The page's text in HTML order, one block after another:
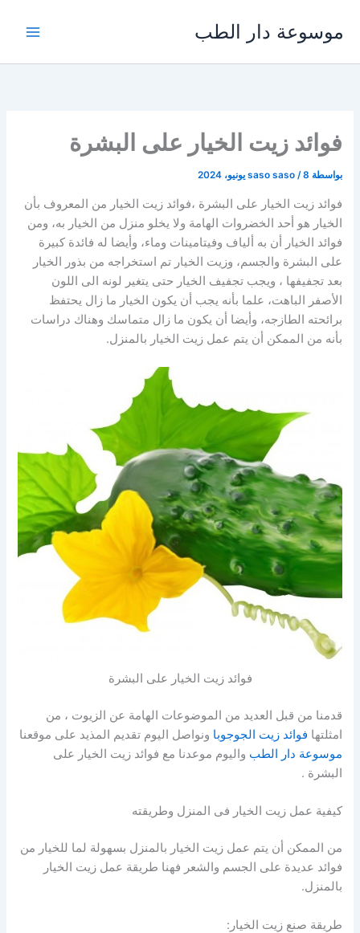
المحتوى
موسوعة دار الطب
فوائد زيت الخيار على البشرة
بواسطة saso saso /8 يونيو، 2024
فوائد زيت الخيار على البشرة ،فوائد زيت الخيار من المعروف بأن
الخيار هو أحد الخضروات الهامة ولا يخلو منزل من الخيار به، ومن
فوائد الخيار أن به ألياف وفيتامينات وماء، وأيضا له فائدة كبيرة
على البشرة والجسم، وزيت الخيار تم استخراجه من بذور الخيار
بعد تجفيفها ، ويجب تجفيف الخيار حتى يتغير لونه الى اللون
الأصفر الباهت، علما بأنه يجب أن يكون الخيار ما زال يحتفظ
برائحته الطازجه، وأيضا أن يكون ما زال متماسك وهناك دراسات
بأنه من الممكن أن يتم عمل زيت الخيار بالمنزل.
فوائد زيت الخيار على البشرة
قدمنا من قبل العديد من الموضوعات الهامة عن الزيوت ، من
امثلتها فوائد زيت الجوجوبا ونواصل اليوم تقديم المذيد على موقعنا
موسوعة دار الطب واليوم موعدنا مع فوائد زيت الخيار على
البشرة .
كيفية عمل زيت الخيار فى المنزل وطريقته
من الممكن أن يتم عمل زيت الخيار بالمنزل بسهولة لما للخيار من
فوائد عديدة على الجسم والشعر فهنا طريقة عمل زيت الخيار
بالمنزل.
طريقة صنع زيت الخيار: